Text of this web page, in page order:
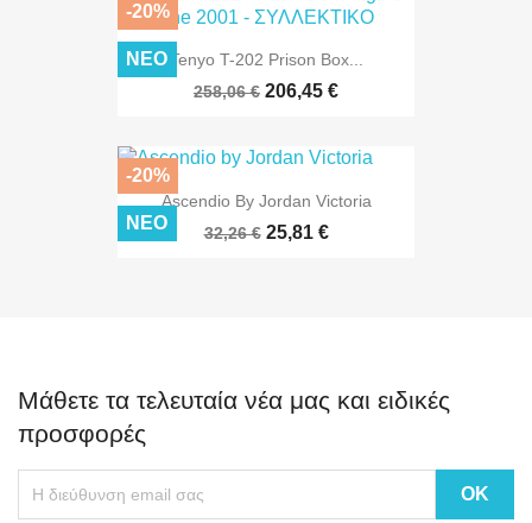
Tenyo T-202 Prison Box...
258,06 € 206,45 €
-20%
ΝΈΟ
Ascendio By Jordan Victoria
32,26 € 25,81 €
-20%
ΝΈΟ
Μάθετε τα τελευταία νέα μας και ειδικές
προσφορές